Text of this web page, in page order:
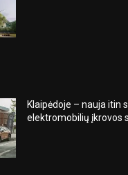
Klaipėdoje – nauja itin
elektromobilių įkrovos